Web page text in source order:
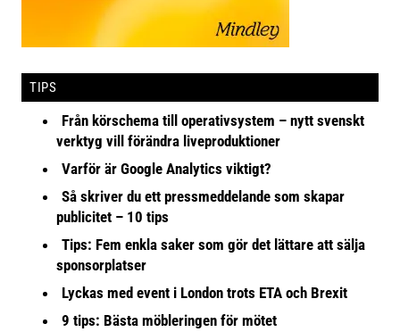
TIPS
Från körschema till operativsystem – nytt svenskt
verktyg vill förändra liveproduktioner
Varför är Google Analytics viktigt?
Så skriver du ett pressmeddelande som skapar
publicitet – 10 tips
Tips: Fem enkla saker som gör det lättare att sälja
sponsorplatser
Lyckas med event i London trots ETA och Brexit
9 tips: Bästa möbleringen för mötet